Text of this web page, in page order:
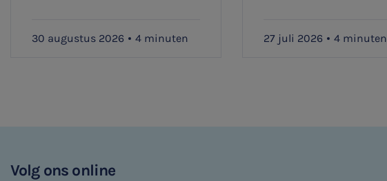
30 augustus 2026 4 minuten 27 juli 2026 4 minuten
Volg ons online